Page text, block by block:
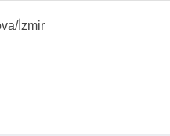
İzmir